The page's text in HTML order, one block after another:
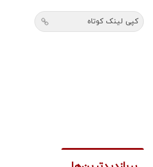
کپی لینک کوتاه